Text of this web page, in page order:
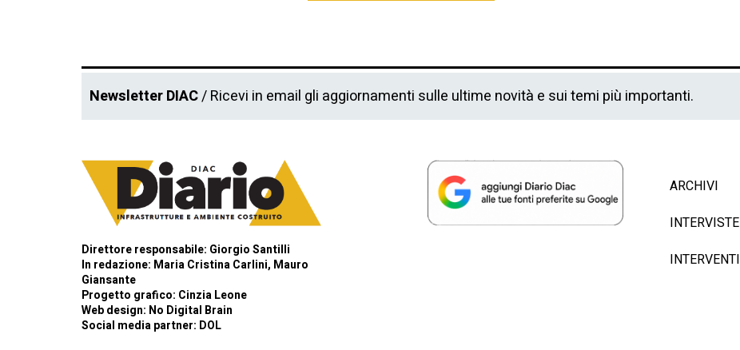
Newsletter DIAC/ Ricevi in email gli aggiornamenti sulle ultime novità e sui temi più importanti.
Direttore responsabile: Giorgio Santilli
In redazione: Maria Cristina Carlini, Mauro
Giansante
Progetto grafico: Cinzia Leone
Web design: No Digital Brain
Social media partner: DOL
ARCHIVI
INTERVISTE
INTERVENTI